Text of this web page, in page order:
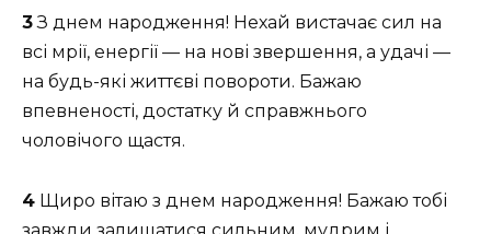
3З днем народження! Нехай вистачає сил на
всі мрії, енергії — на нові звершення, а удачі —
на будь-які життєві повороти. Бажаю
впевненості, достатку й справжнього
чоловічого щастя.
4 Щиро вітаю з днем народження! Бажаю тобі
завжди залишатися сильним, мудрим і